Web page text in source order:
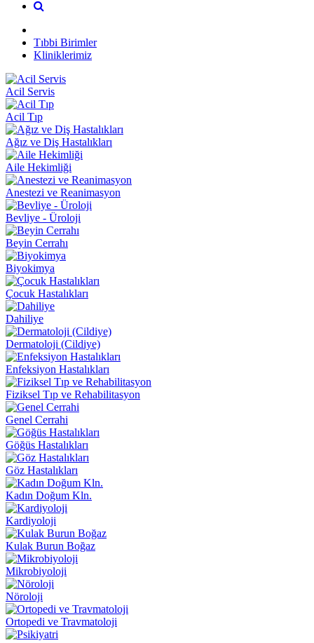
Tıbbi Birimler
Kliniklerimiz
Acil Servis
Acil Tıp
Ağız ve Diş Hastalıkları
Aile Hekimliği
Anestezi ve Reanimasyon
Bevliye - Üroloji
Beyin Cerrahı
Biyokimya
Çocuk Hastalıkları
Dahiliye
Dermatoloji (Cildiye)
Enfeksiyon Hastalıkları
Fiziksel Tıp ve Rehabilitasyon
Genel Cerrahi
Göğüs Hastalıkları
Göz Hastalıkları
Kadın Doğum Kln.
Kardiyoloji
Kulak Burun Boğaz
Mikrobiyoloji
Nöroloji
Ortopedi ve Travmatoloji